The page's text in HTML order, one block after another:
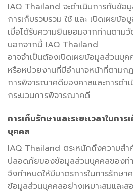
IAQ Thailand จะดำเนินการกับข้อ
การเก็บรวบรวม ใช้ และ เปิดเผยข้อ
เมื่อได้รับความยินยอมจากท่านตามวั
นอกจากนี้ IAQ Thailand
อาจจำเป็นต้องเปิดเผยข้อมูลส่วนบุ
หรือหน่วยงานที่มีอำนาจหน้าที่ตามก
การพิจารณาคดีของศาลและการดำเ
กระบวนการพิจารณาคดี
การเก็บรักษาและระยะเวลาในกา
บุคคล
IAQ Thailand ตระหนักถึงความส
ปลอดภัยของข้อมูลส่วนบุคคลของท่
จึงกำหนดให้มีมาตรการในการรักษ
ข้อมูลส่วนบุคคลอย่างเหมาะสมและ